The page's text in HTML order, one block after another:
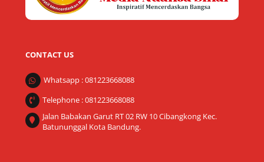
CONTACT US
Whatsapp : 081223668088
Telephone : 081223668088
Jalan Babakan Garut RT 02 RW 10 Cibangkong Kec.
Batununggal Kota Bandung.